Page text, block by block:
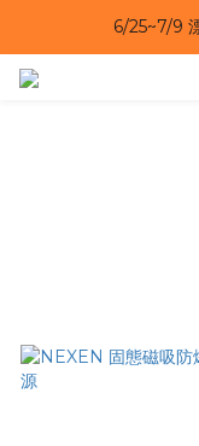
6/
6/25~7/9